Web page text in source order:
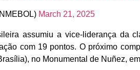
March 21, 2025
assumiu a vice-liderança da
com 19 pontos. O próximo
no Monumental de Nuñez,